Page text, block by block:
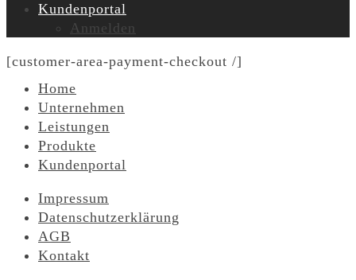
Kundenportal
Anmelden
[customer-area-payment-checkout /]
Home
Unternehmen
Leistungen
Produkte
Kundenportal
Impressum
Datenschutzerklärung
AGB
Kontakt